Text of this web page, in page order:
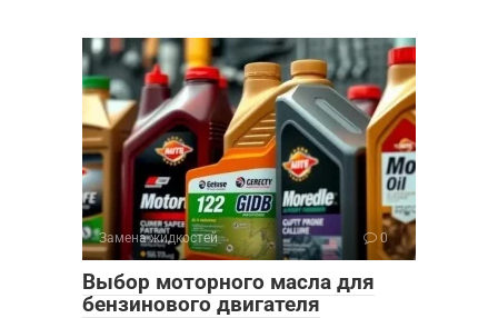
Замена жидкостей 0
Выбор моторного масла для
бензинового двигателя